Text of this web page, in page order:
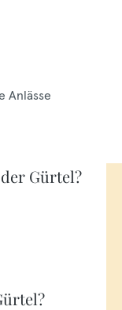
Anlässe
Gürtel?